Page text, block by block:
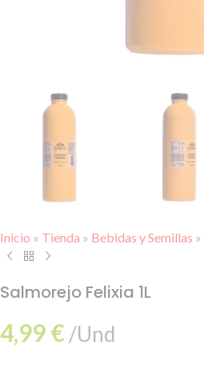
Inicio » Tienda » Bebidas y Semillas »
Salmorejo Felixia 1L
4,99€ /Und